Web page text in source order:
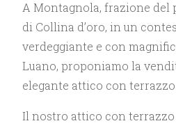
A Montagnola, frazione del
di Collina d’oro, in un
verdeggiante e con
Luano, proponiamo la
elegante attico con
Il nostro attico con